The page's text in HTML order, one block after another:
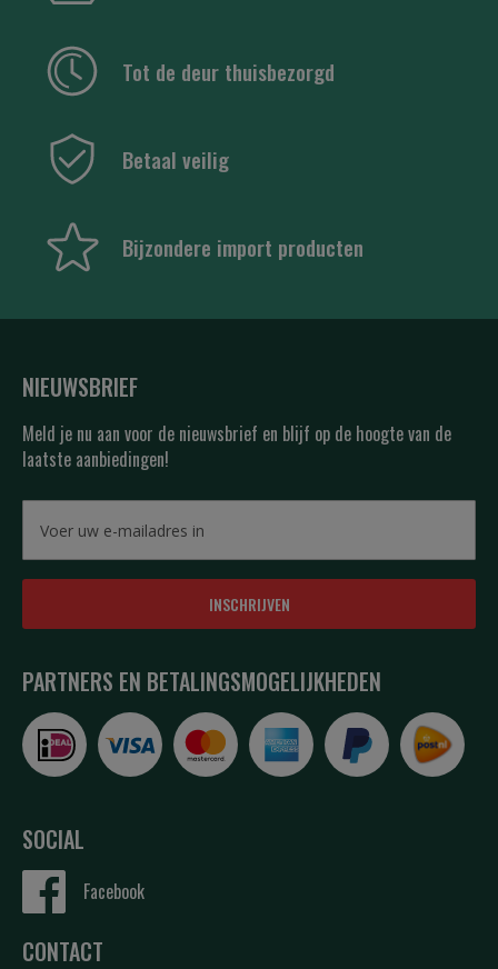
Tot de deur thuisbezorgd
Betaal veilig
Bijzondere import producten
NIEUWSBRIEF
Meld je nu aan voor de nieuwsbrief en blijf op de hoogte van de
laatste aanbiedingen!
INSCHRIJVEN
PARTNERS EN BETALINGSMOGELIJKHEDEN
SOCIAL
Facebook
CONTACT